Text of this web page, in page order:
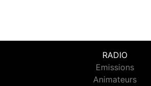
RADIO
Emissions
Animateurs